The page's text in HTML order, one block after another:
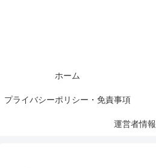
ホーム
プライバシーポリシー・免責事項
運営者情報